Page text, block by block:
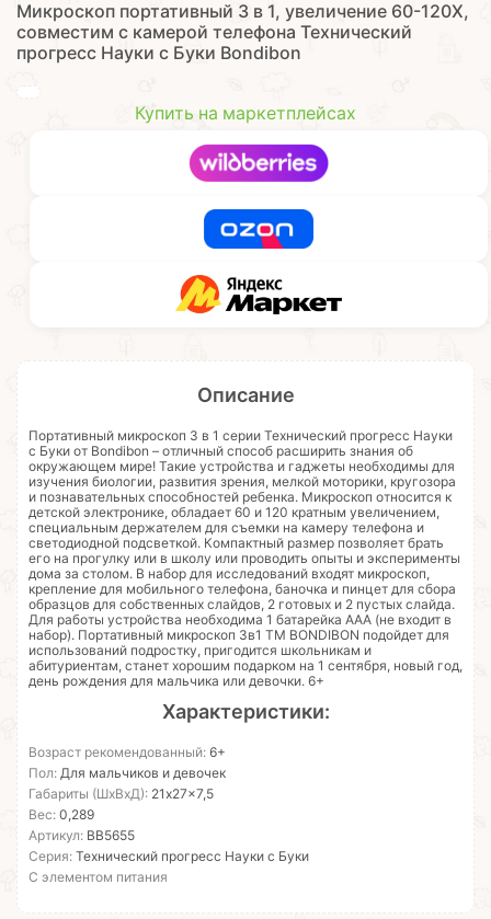
Микроскоп портативный 3 в 1, увеличение 60-120X,
совместим с камерой телефона Технический
прогресс Науки с Буки Bondibon
Купить на маркетплейсах
Описание
Портативный микроскоп 3 в 1 серии Технический прогресс Науки
с Буки от Bondibon – отличный способ расширить знания об
окружающем мире! Такие устройства и гаджеты необходимы для
изучения биологии, развития зрения, мелкой моторики, кругозора
и познавательных способностей ребенка. Микроскоп относится к
детской электронике, обладает 60 и 120 кратным увеличением,
специальным держателем для съемки на камеру телефона и
светодиодной подсветкой. Компактный размер позволяет брать
его на прогулку или в школу или проводить опыты и эксперименты
дома за столом. В набор для исследований входят микроскоп,
крепление для мобильного телефона, баночка и пинцет для сбора
образцов для собственных слайдов, 2 готовых и 2 пустых слайда.
Для работы устройства необходима 1 батарейка ААА (не входит в
набор). Портативный микроскоп 3в1 ТМ BONDIBON подойдет для
использований подростку, пригодится школьникам и
абитуриентам, станет хорошим подарком на 1 сентября, новый год,
день рождения для мальчика или девочки. 6+
Характеристики:
Возраст рекомендованный: 6+
Пол: Для мальчиков и девочек
Габариты (ШхВхД): 21x27x7,5
Вес: 0,289
Артикул: ВВ5655
Серия: Технический прогресс Науки с Буки
С элементом питания